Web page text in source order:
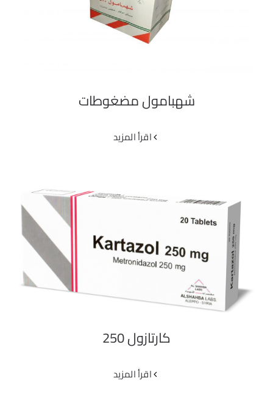
شهبامول مضغوطات
شهبامول مضغوطات
‫اقرأ المزيد
كارتازول 250
كارتازول 250
‫اقرأ المزيد